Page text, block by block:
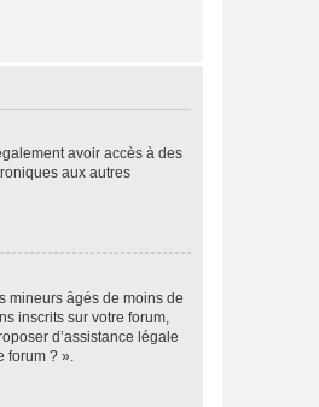
avoir accès à des
aux autres
mineurs âgés de moins de
inscrits sur votre forum,
d’assistance légale
forum ? ».